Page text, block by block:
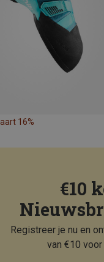
16%
€10
Registreer je nu en
van €10